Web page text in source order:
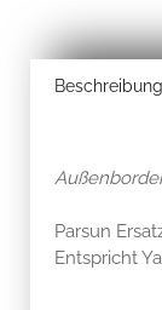
Beschreibung
Parsun
Entspricht